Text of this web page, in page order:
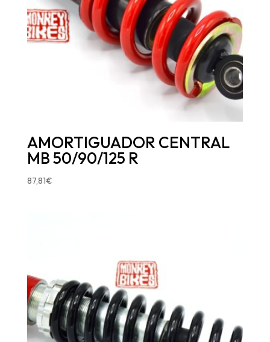
AMORTIGUADOR CENTRAL
MB 50/90/125 R
87,81€